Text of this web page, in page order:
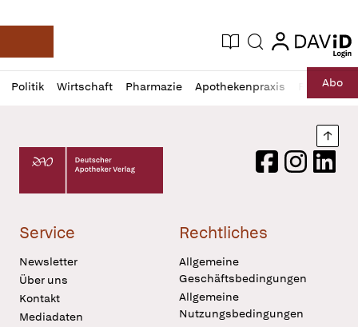
Deutsche Apotheker Zeitung
Aktuelle Ausgabe
Suche login
login
Politik Wirtschaft Pharmazie Apothekenpraxis RechtAbo
Profil
öffnen
Daz
Pur
Deutscher Apotheker Verlag Logo
FacebookInstagram
Service
Newsletter
Über uns
Kontakt
Mediadaten
Rechtliches
Allgemeine
Geschäftsbedingungen
Allgemeine
Nutzungsbedingungen